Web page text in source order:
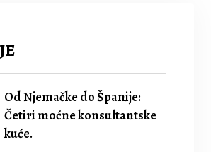
Od Njemačke do Španije:
Četiri moćne konsultantske
kuće.